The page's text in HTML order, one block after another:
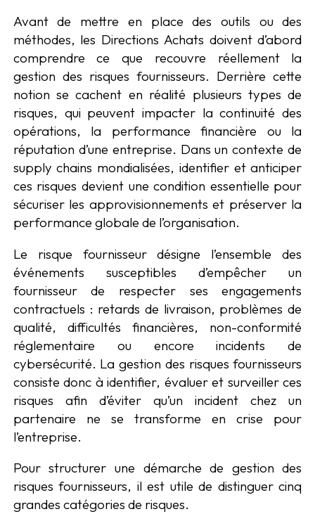
Avant de mettre en place des outils ou des
méthodes, les Directions Achats doivent d’abord
comprendre ce que recouvre réellement la
gestion des risques fournisseurs. Derrière cette
notion se cachent en réalité plusieurs types de
risques, qui peuvent impacter la continuité des
opérations, la performance financière ou la
réputation d’une entreprise. Dans un contexte de
supply chains mondialisées, identifier et anticiper
ces risques devient une condition essentielle pour
sécuriser les approvisionnements et préserver la
performance globale de l’organisation.
Le risque fournisseur désigne l’ensemble des
événements susceptibles d’empêcher un
fournisseur de respecter ses engagements
contractuels : retards de livraison, problèmes de
qualité, difficultés financières, non-conformité
réglementaire ou encore incidents de
cybersécurité. La gestion des risques fournisseurs
consiste donc à identifier, évaluer et surveiller ces
risques afin d’éviter qu’un incident chez un
partenaire ne se transforme en crise pour
l’entreprise.
Pour structurer une démarche de gestion des
risques fournisseurs, il est utile de distinguer cinq
grandes catégories de risques.